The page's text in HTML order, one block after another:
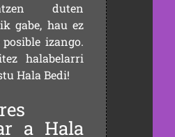
duten
gabe, hau ez
izango.
halabelarri
Hala Bedi!
a Hala